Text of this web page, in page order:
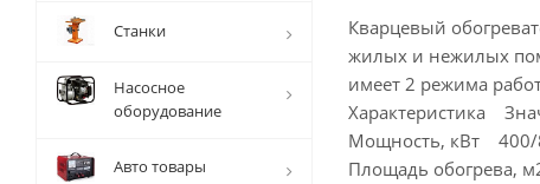
Кварцевый
жилых и нежилых
имеет 2 режима
Характеристика
Мощность, кВт 400/
Площадь обогрева,
Станки
Насосное
оборудование
Авто товары